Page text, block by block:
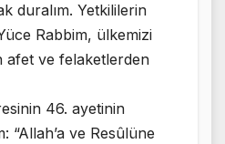
duralım. Yetkililerin
Rabbim, ülkemizi
afet ve felaketlerden
46. ayetinin
“Allah’a ve Resûlüne